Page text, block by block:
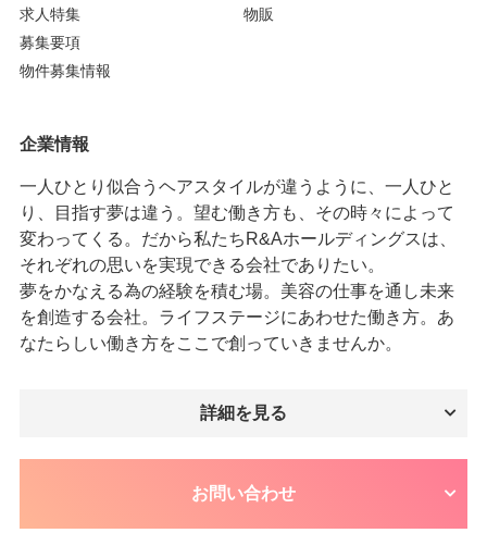
求人特集
募集要項
物件募集情報
物販
企業情報
一人ひとり似合うヘアスタイルが違うように、一人ひと
り、目指す夢は違う。望む働き方も、その時々によって
変わってくる。だから私たちR&Aホールディングスは、
それぞれの思いを実現できる会社でありたい。
夢をかなえる為の経験を積む場。美容の仕事を通し未来
を創造する会社。ライフステージにあわせた働き方。あ
なたらしい働き方をここで創っていきませんか。
詳細を見る
お問い合わせ